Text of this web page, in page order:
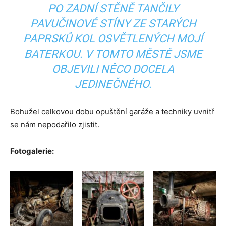
PO ZADNÍ STĚNĚ TANČILY
PAVUČINOVÉ STÍNY ZE STARÝCH
PAPRSKŮ KOL OSVĚTLENÝCH MOJÍ
BATERKOU. V TOMTO MĚSTĚ JSME
OBJEVILI NĚCO DOCELA
JEDINEČNÉHO.
Bohužel celkovou dobu opuštění garáže a techniky uvnitř
se nám nepodařilo zjistit.
Fotogalerie: